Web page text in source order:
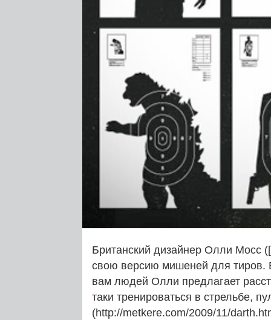
Британский дизайнер Олли Мосс
свою версию мишеней для тиров.
вам людей Олли предлагает
таки тренироваться в стрельбе,
(http://metkere.com/2009/11/